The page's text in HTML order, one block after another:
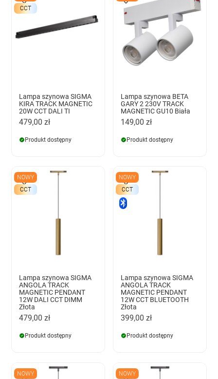
CCT
Lampa szynowa SIGMA
KIRA TRACK MAGNETIC
20W CCT DALI TI
479,00 zł
Produkt dostępny
Lampa szynowa BETA
GARY 2 230V TRACK
MAGNETIC GU10 Biała
149,00 zł
Produkt dostępny
NOWY
CCT
Lampa szynowa SIGMA
ANGOLA TRACK
MAGNETIC PENDANT
12W DALI CCT DIMM
Złota
479,00 zł
Produkt dostępny
NOWY
CCT
Lampa szynowa SIGMA
ANGOLA TRACK
MAGNETIC PENDANT
12W CCT BLUETOOTH
Złota
399,00 zł
Produkt dostępny
NOWY
NOWY